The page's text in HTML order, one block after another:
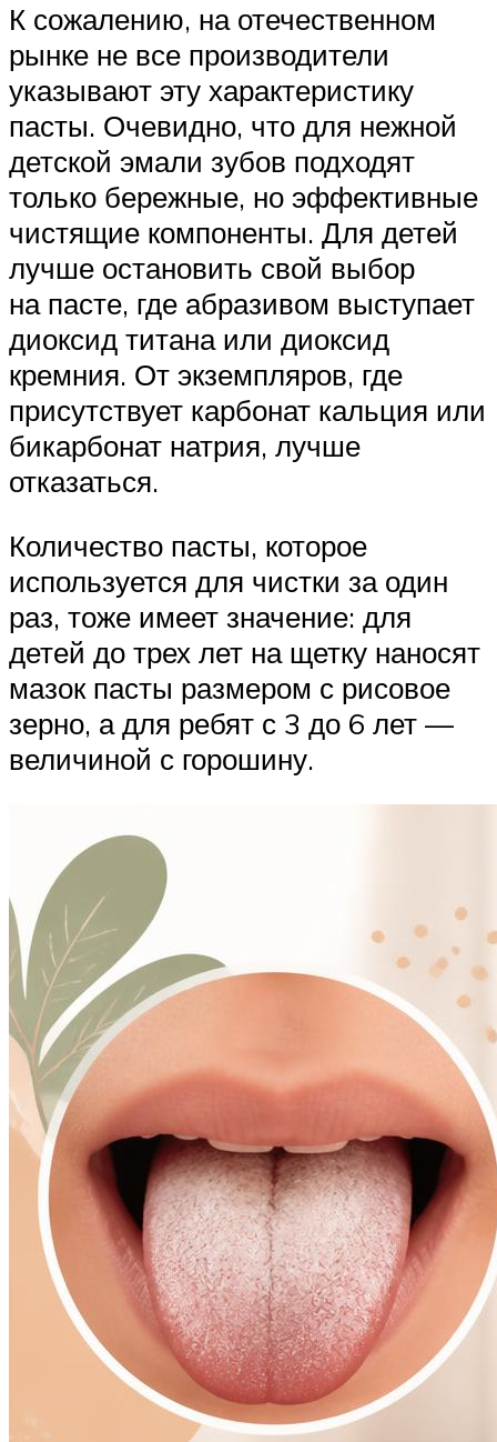
К сожалению, на отечественном
рынке не все производители
указывают эту характеристику
пасты. Очевидно, что для нежной
детской эмали зубов подходят
только бережные, но эффективные
чистящие компоненты. Для детей
лучше остановить свой выбор
на пасте, где абразивом выступает
диоксид титана или диоксид
кремния. От экземпляров, где
присутствует карбонат кальция или
бикарбонат натрия, лучше
отказаться.
Количество пасты, которое
используется для чистки за один
раз, тоже имеет значение: для
детей до трех лет на щетку наносят
мазок пасты размером с рисовое
зерно, а для ребят с 3 до 6 лет —
величиной с горошину.